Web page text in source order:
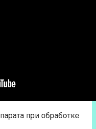
при обработке